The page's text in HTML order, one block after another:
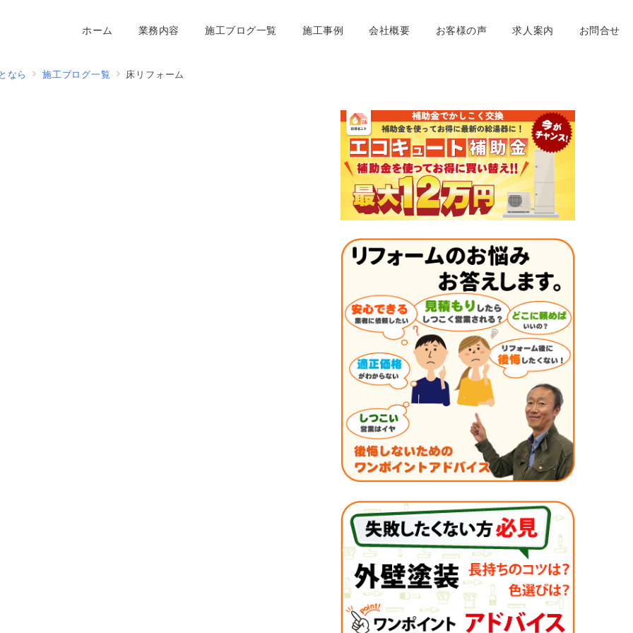
ホーム 業務内容 施工ブログ一覧 施工事例 会社概要 お客様の声 求人案内 お問合せ
なら 施工ブログ一覧 床リフォーム